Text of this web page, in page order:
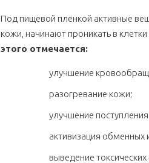
Под пищевой плёнкой активные
кожи, начинают проникать в
этого отмечается:
улучшение
разогревание кожи;
улучшение
активизация
выведение